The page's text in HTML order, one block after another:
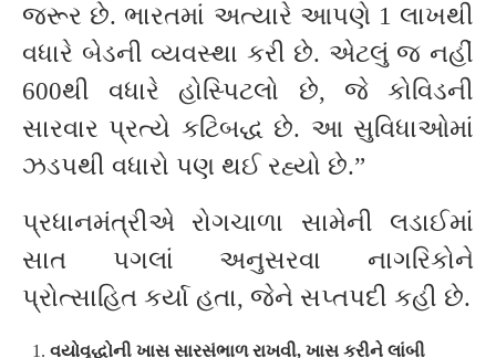
જરૂર છે. ભારતમાં અત્યારે આપણે 1 લાખથી
વધારે બેડની વ્યવસ્થા કરી છે. એટલું જ નહીં
600થી વધારે હોસ્પિટલો છે, જે કોવિડની
સારવાર પ્રત્યે કટિબદ્ધ છે. આ સુવિધાઓમાં
ઝડપથી વધારો પણ થઈ રહ્યો છે.”
પ્રધાનમંત્રીએ રોગચાળા સામેની લડાઈમાં
સાત પગલાં અનુસરવા નાગરિકોને
પ્રોત્સાહિત કર્યા હતા, જેને સપ્તપદી કહી છે.
વયોવૃદ્ધોની ખાસ સારસંભાળ રાખવી, ખાસ કરીને લાંબી